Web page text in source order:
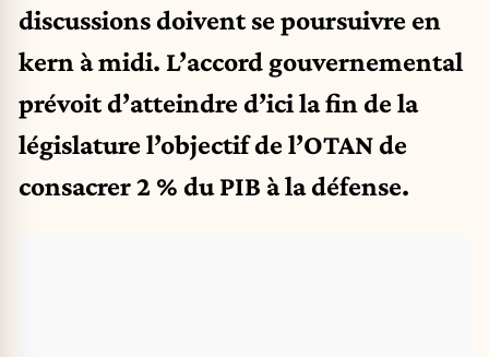
discussions doivent se poursuivre en
kern à midi. L’accord gouvernemental
prévoit d’atteindre d’ici la fin de la
législature l’objectif de l’OTAN de
consacrer 2 % du PIB à la défense.